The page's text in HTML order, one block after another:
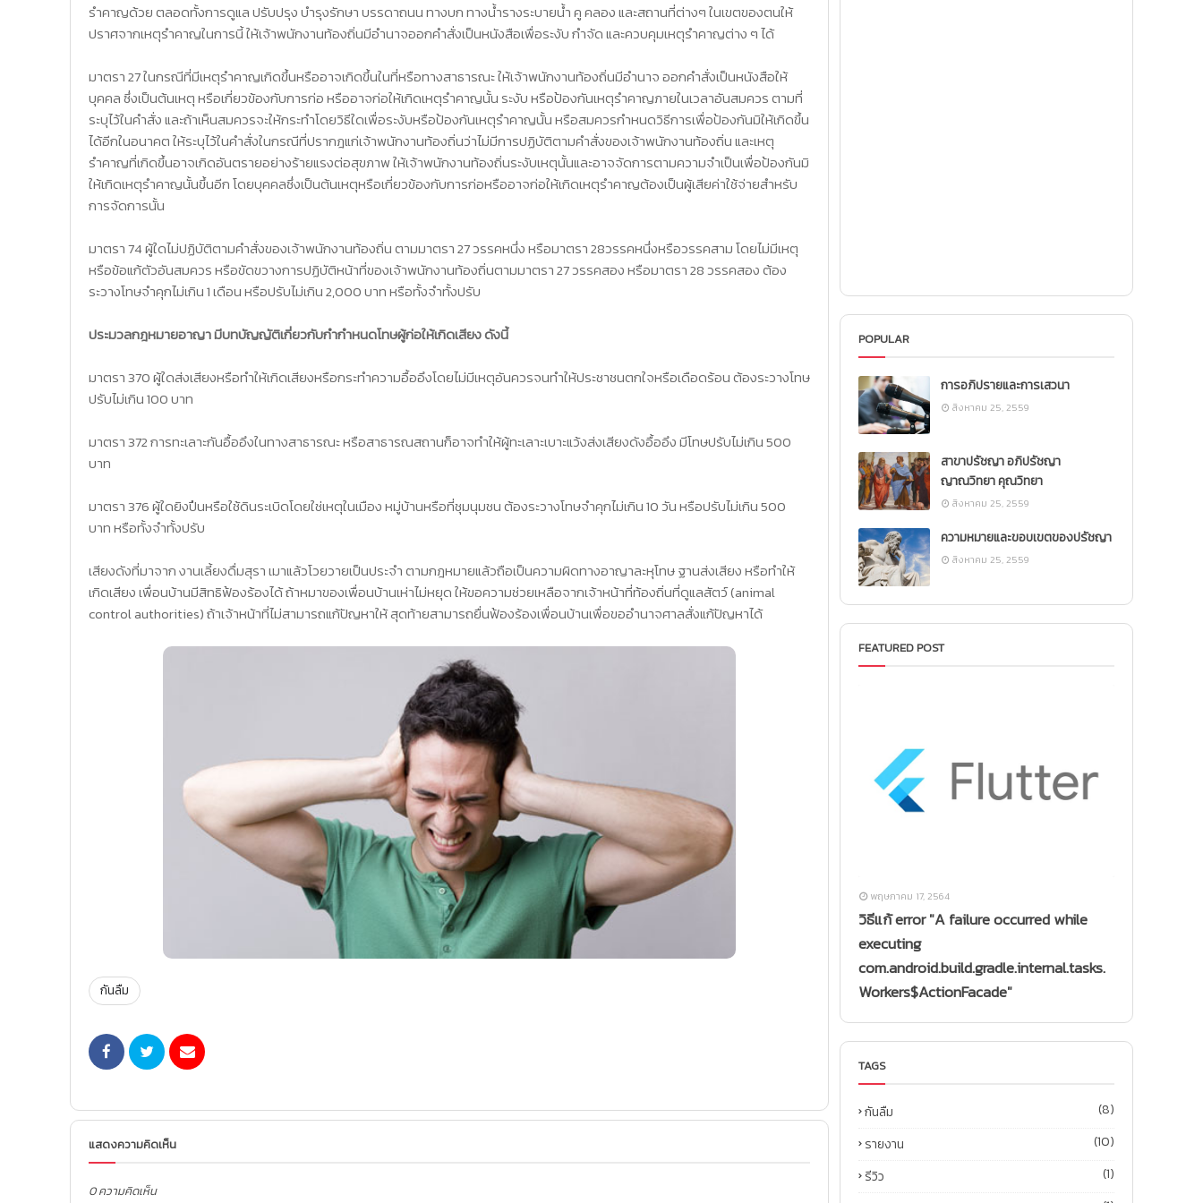
รำคาญด้วย ตลอดทั้งการดูแล ปรับปรุง บำรุงรักษา บรรดาถนน ทางบก ทางน้ำรางระบายน้ำ คู คลอง และสถานที่ต่างๆ ในเขตของตนให้
ปราศจากเหตุรำคาญในการนี้ ให้เจ้าพนักงานท้องถิ่นมีอำนาจออกคำสั่งเป็นหนังสือเพื่อระงับ กำจัด และควบคุมเหตุรำคาญต่าง ๆ ได้
มาตรา 27 ในกรณีที่มีเหตุรำคาญเกิดขึ้นหรืออาจเกิดขึ้นในที่หรือทางสาธารณะ ให้เจ้าพนักงานท้องถิ่นมีอำนาจ ออกคำสั่งเป็นหนังสือให้
บุคคล ซึ่งเป็นต้นเหตุ หรือเกี่ยวข้องกับการก่อ หรืออาจก่อให้เกิดเหตุรำคาญนั้น ระงับ หรือป้องกันเหตุรำคาญภายในเวลาอันสมควร ตามที่
ระบุไว้ในคำสั่ง และถ้าเห็นสมควรจะให้กระทำโดยวิธีใดเพื่อระงับหรือป้องกันเหตุรำคาญนั้น หรือสมควรกำหนดวิธีการเพื่อป้องกันมิให้เกิดขึ้น
ได้อีกในอนาคต ให้ระบุไว้ในคำสั่งในกรณีที่ปรากฎแก่เจ้าพนักงานท้องถิ่นว่าไม่มีการปฏิบัติตามคำสั่งของเจ้าพนักงานท้องถิ่น และเหตุ
รำคาญที่เกิดขึ้นอาจเกิดอันตรายอย่างร้ายแรงต่อสุขภาพ ให้เจ้าพนักงานท้องถิ่นระงับเหตุนั้นและอาจจัดการตามความจำเป็นเพื่อป้องกันมิ
ให้เกิดเหตุรำคาญนั้นขึ้นอีก โดยบุคคลซึ่งเป็นต้นเหตุหรือเกี่ยวข้องกับการก่อหรืออาจก่อให้เกิดเหตุรำคาญต้องเป็นผู้เสียค่าใช้จ่ายสำหรับ
การจัดการนั้น
มาตรา 74 ผู้ใดไม่ปฏิบัติตามคำสั่งของเจ้าพนักงานท้องถิ่น ตามมาตรา 27 วรรคหนึ่ง หรือมาตรา 28วรรคหนึ่งหรือวรรคสาม โดยไม่มีเหตุ
หรือข้อแก้ตัวอันสมควร หรือขัดขวางการปฏิบัติหน้าที่ของเจ้าพนักงานท้องถิ่นตามมาตรา 27 วรรคสอง หรือมาตรา 28 วรรคสอง ต้อง
ระวางโทษจำคุกไม่เกิน 1 เดือน หรือปรับไม่เกิน 2,000 บาท หรือทั้งจำทั้งปรับ
ประมวลกฎหมายอาญา มีบทบัญญัติเกี่ยวกับกำกำหนดโทษผู้ก่อให้เกิดเสียง ดังนี้
มาตรา 370 ผู้ใดส่งเสียงหรือทำให้เกิดเสียงหรือกระทำความอื้ออึงโดยไม่มีเหตุอันควรจนทำให้ประชาชนตกใจหรือเดือดร้อน ต้องระวางโทษ
ปรับไม่เกิน 100 บาท
มาตรา 372 การทะเลาะกันอื้ออึงในทางสาธารณะ หรือสาธารณสถานก็อาจทำให้ผู้ทะเลาะเบาะแว้งส่งเสียงดังอื้ออึง มีโทษปรับไม่เกิน 500
บาท
มาตรา 376 ผู้ใดยิงปืนหรือใช้ดินระเบิดโดยใช่เหตุในเมือง หมู่บ้านหรือที่ชุมนุมชน ต้องระวางโทษจำคุกไม่เกิน 10 วัน หรือปรับไม่เกิน 500
บาท หรือทั้งจำทั้งปรับ
เสียงดังที่มาจาก งานเลี้ยงดื่มสุรา เมาแล้วโวยวายเป็นประจำ ตามกฎหมายแล้วถือเป็นความผิดทางอาญาละหุโทษ ฐานส่งเสียง หรือทำให้
เกิดเสียง เพื่อนบ้านมีสิทธิฟ้องร้องได้ ถ้าหมาของเพื่อนบ้านเห่าไม่หยุด ให้ขอความช่วยเหลือจากเจ้าหน้าที่ท้องถิ่นที่ดูแลสัตว์ (animal
control authorities) ถ้าเจ้าหน้าที่ไม่สามารถแก้ปัญหาให้ สุดท้ายสามารถยื่นฟ้องร้องเพื่อนบ้านเพื่อขออำนาจศาลสั่งแก้ปัญหาได้
กันลืม
แสดงความคิดเห็น
0 ความคิดเห็น
POPULAR
การอภิปรายและการเสวนา
สิงหาคม 25, 2559
สาขาปรัชญา อภิปรัชญา
ญาณวิทยา คุณวิทยา
สิงหาคม 25, 2559
ความหมายและขอบเขตของปรัชญา
สิงหาคม 25, 2559
FEATURED POST
พฤษภาคม 17, 2564
วิธีแก้ error "A failure occurred while
executing
com.android.build.gradle.internal.tasks.
Workers$ActionFacade"
TAGS
กันลืม
(8)
รายงาน
(10)
รีวิว
(1)